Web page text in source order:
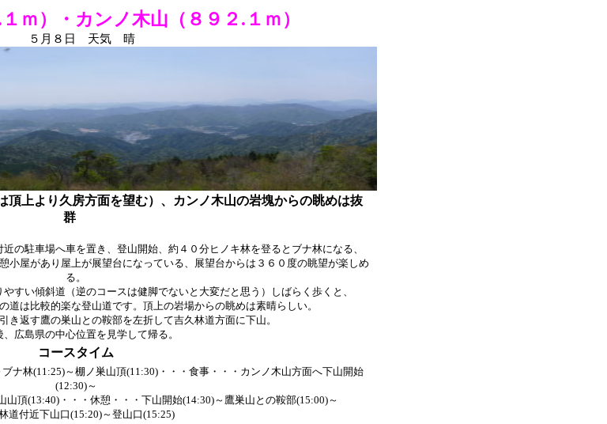
ｍ）・カンノ木山（８９２.１ｍ）
５月８日 天気 晴
頂上より久房方面を望む）、カンノ木山の岩塊からの眺めは抜
群
の駐車場へ車を置き、登山開始、約４０分ヒノキ林を登るとブナ林になる、
小屋があり屋上が展望台になっている、展望台からは３６０度の眺望が楽しめ
る。
すい傾斜道（逆のコースは健脚でないと大変だと思う）しばらく歩くと、
道は比較的楽な登山道です。頂上の岩場からの眺めは素晴らしい。
き返す鷹の巣山との鞍部を左折して吉久林道方面に下山。
、広島県の中心位置を見学して帰る。
コースタイム
ナ林(11:25)～棚ノ巣山頂(11:30)・・・食事・・・カンノ木山方面へ下山開始
(12:30)～
山頂(13:40)・・・休憩・・・下山開始(14:30)～鷹巣山との鞍部(15:00)～
道付近下山口(15:20)～登山口(15:25)